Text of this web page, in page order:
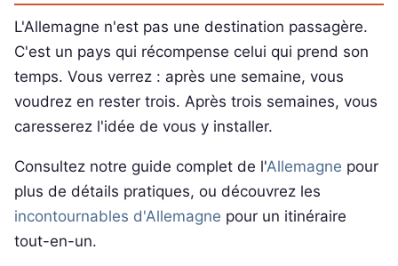
L'Allemagne n'est pas une destination passagère.
C'est un pays qui récompense celui qui prend son
temps. Vous verrez : après une semaine, vous
voudrez en rester trois. Après trois semaines, vous
caresserez l'idée de vous y installer.
Consultez notre guide complet de l'Allemagne pour
plus de détails pratiques, ou découvrez les
incontournables d'Allemagne pour un itinéraire
tout-en-un.